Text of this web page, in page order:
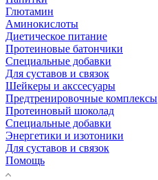
Глютамин
Аминокислоты
Диетическое питание
Протеиновые батончики
Специальные добавки
Для суставов и связок
Шейкеры и акссесуары
Предтренировочные комплексы
Протеиновый шоколад
Специальные добавки
Энергетики и изотоники
Для суставов и связок
Помощь